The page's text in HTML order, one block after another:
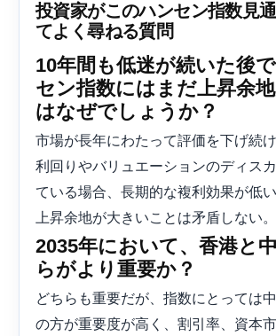
投資家がこのハンセン指数見
てよく尋ねる質問
10年間も低迷が続いた後
セン指数にはまだ上昇余
はなぜでしょうか？
市場が長年にわたって評価を下げ続
利回りやバリュエーションのディス
ている場合、長期的な複利効果が低
上昇余地が大きいことは矛盾しない。
2035年において、香港と
らがより重要か？
どちらも重要だが、指数にとっては
の方が重要度が高く、割引率、資本